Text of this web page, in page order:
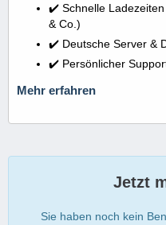
✔️ Schnelle
& Co.)
✔️ Deutsche Server &
✔️ Persönlicher
Mehr erfahren
Jetzt
Sie haben noch kein